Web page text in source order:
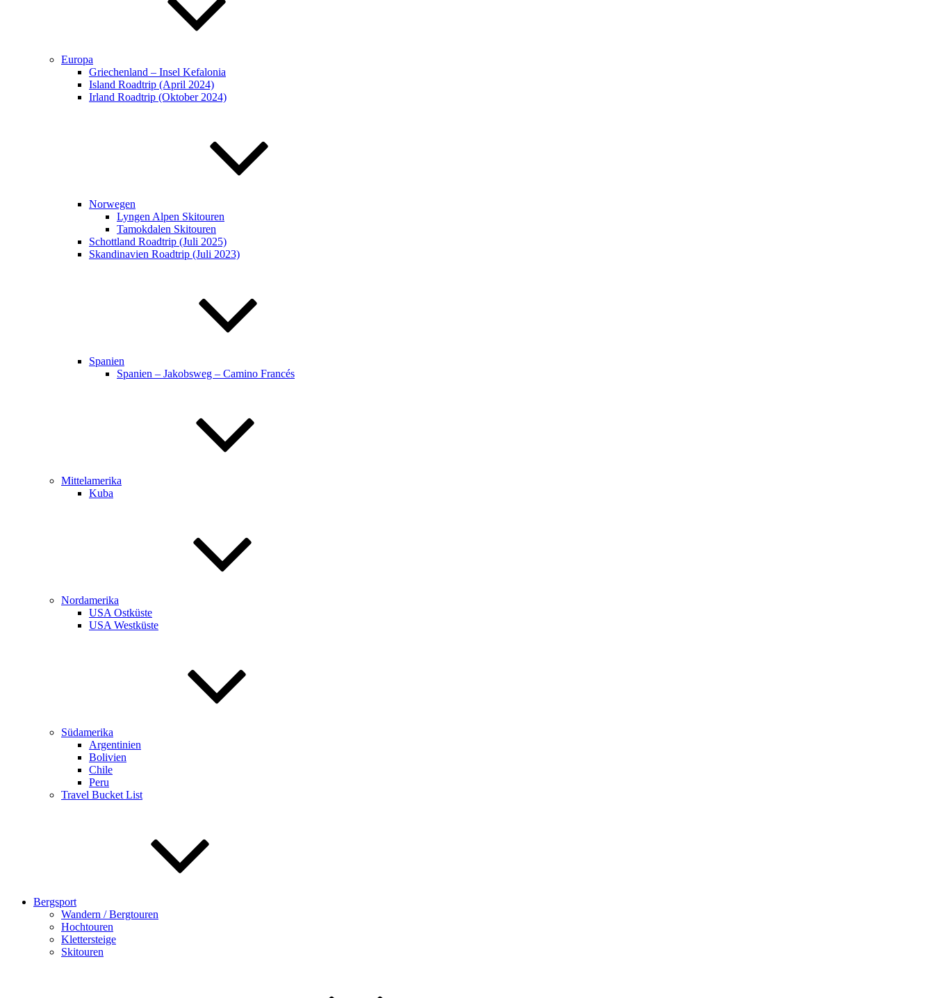
Europa
Griechenland – Insel Kefalonia
Island Roadtrip (April 2024)
Irland Roadtrip (Oktober 2024)
Norwegen
Lyngen Alpen Skitouren
Tamokdalen Skitouren
Schottland Roadtrip (Juli 2025)
Skandinavien Roadtrip (Juli 2023)
Spanien
Spanien – Jakobsweg – Camino Francés
Mittelamerika
Kuba
Nordamerika
USA Ostküste
USA Westküste
Südamerika
Argentinien
Bolivien
Chile
Peru
Travel Bucket List
Bergsport
Wandern / Bergtouren
Hochtouren
Klettersteige
Skitouren